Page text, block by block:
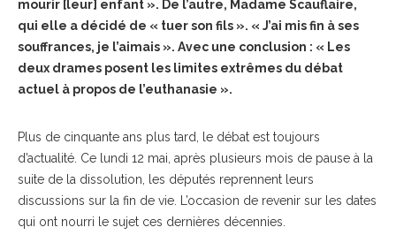
mourir [leur] enfant ». De l’autre, Madame Scauflaire,
qui elle a décidé de « tuer son fils ». « J’ai mis fin à ses
souffrances, je l’aimais ». Avec une conclusion : « Les
deux drames posent les limites extrêmes du débat
actuel à propos de l’euthanasie ».
Plus de cinquante ans plus tard, le débat est toujours
d’actualité. Ce lundi 12 mai, après plusieurs mois de pause à la
suite de la dissolution, les députés reprennent leurs
discussions sur la fin de vie. L’occasion de revenir sur les dates
qui ont nourri le sujet ces dernières décennies.